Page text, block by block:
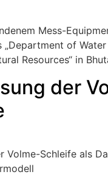
Mess-
„Department of
Resources“ in
der
Volme-Schleife als